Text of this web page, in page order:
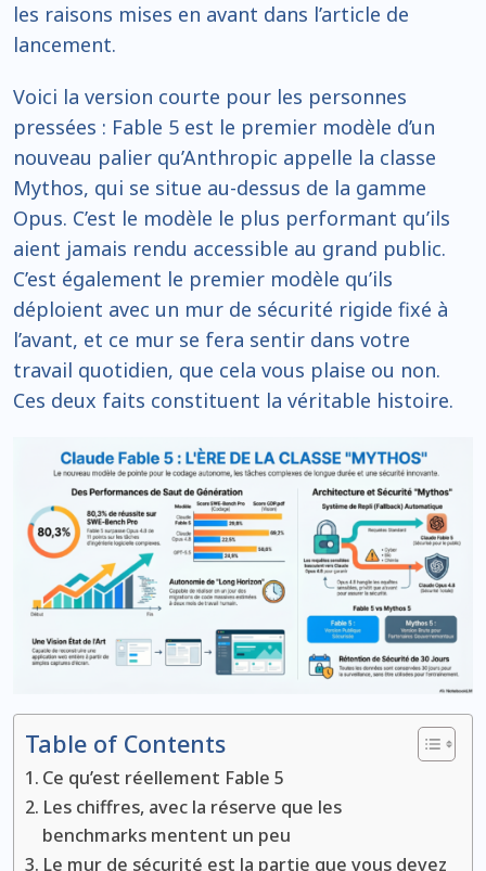
les raisons mises en avant dans l’article de
lancement.
Voici la version courte pour les personnes
pressées : Fable 5 est le premier modèle d’un
nouveau palier qu’Anthropic appelle la classe
Mythos, qui se situe au-dessus de la gamme
Opus. C’est le modèle le plus performant qu’ils
aient jamais rendu accessible au grand public.
C’est également le premier modèle qu’ils
déploient avec un mur de sécurité rigide fixé à
l’avant, et ce mur se fera sentir dans votre
travail quotidien, que cela vous plaise ou non.
Ces deux faits constituent la véritable histoire.
Table of Contents
Ce qu’est réellement Fable 5
Les chiffres, avec la réserve que les
benchmarks mentent un peu
Le mur de sécurité est la partie que vous devez